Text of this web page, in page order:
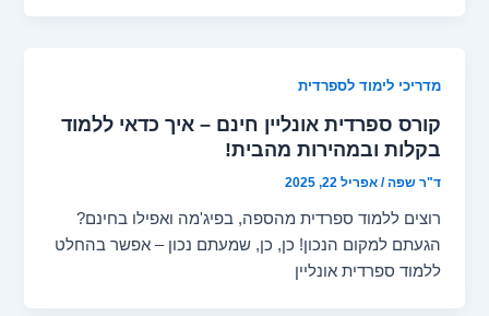
מדריכי לימוד לספרדית
קורס ספרדית אונליין חינם – איך כדאי ללמוד
בקלות ובמהירות מהבית!
ד"ר שפה/אפריל 22, 2025
רוצים ללמוד ספרדית מהספה, בפיג'מה ואפילו בחינם?
הגעתם למקום הנכון! כן, כן, שמעתם נכון – אפשר בהחלט
ללמוד ספרדית אונליין